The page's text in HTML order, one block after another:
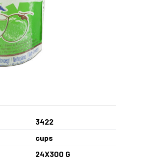
3422
cups
24X300 G